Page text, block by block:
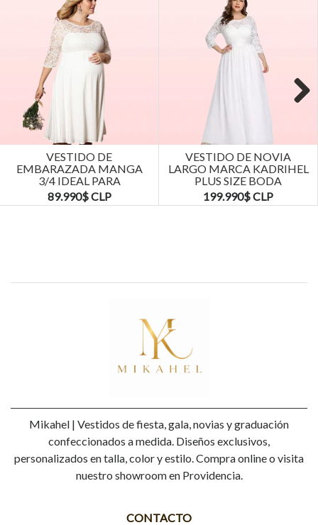
VESTIDO DE
EMBARAZADA MANGA
3/4 IDEAL PARA
MATRIMONIO BODA.
TALLAS...
89.990$ CLP
VESTIDO DE NOVIA
LARGO MARCA KADRIHEL
PLUS SIZE BODA
MATRIMONIO...
199.990$ CLP
Mikahel | Vestidos de fiesta, gala, novias y graduación
confeccionados a medida. Diseños exclusivos,
personalizados en talla, color y estilo. Compra online o visita
nuestro showroom en Providencia.
CONTACTO